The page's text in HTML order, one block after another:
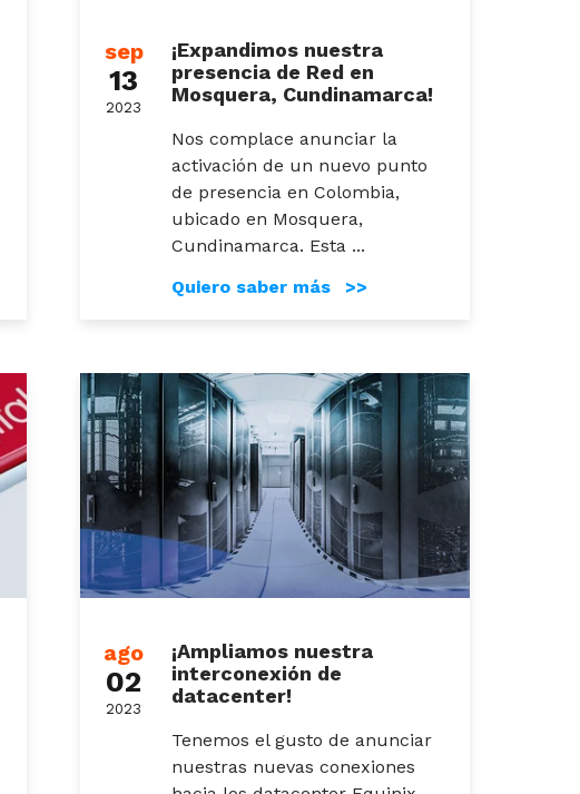
sep
13
2023
¡Expandimos nuestra
presencia de Red en
Mosquera, Cundinamarca!
Nos complace anunciar la
activación de un nuevo punto
de presencia en Colombia,
ubicado en Mosquera,
Cundinamarca. Esta ...
Quiero saber más >>
ago
02
2023
¡Ampliamos nuestra
interconexión de
datacenter!
Tenemos el gusto de anunciar
nuestras nuevas conexiones